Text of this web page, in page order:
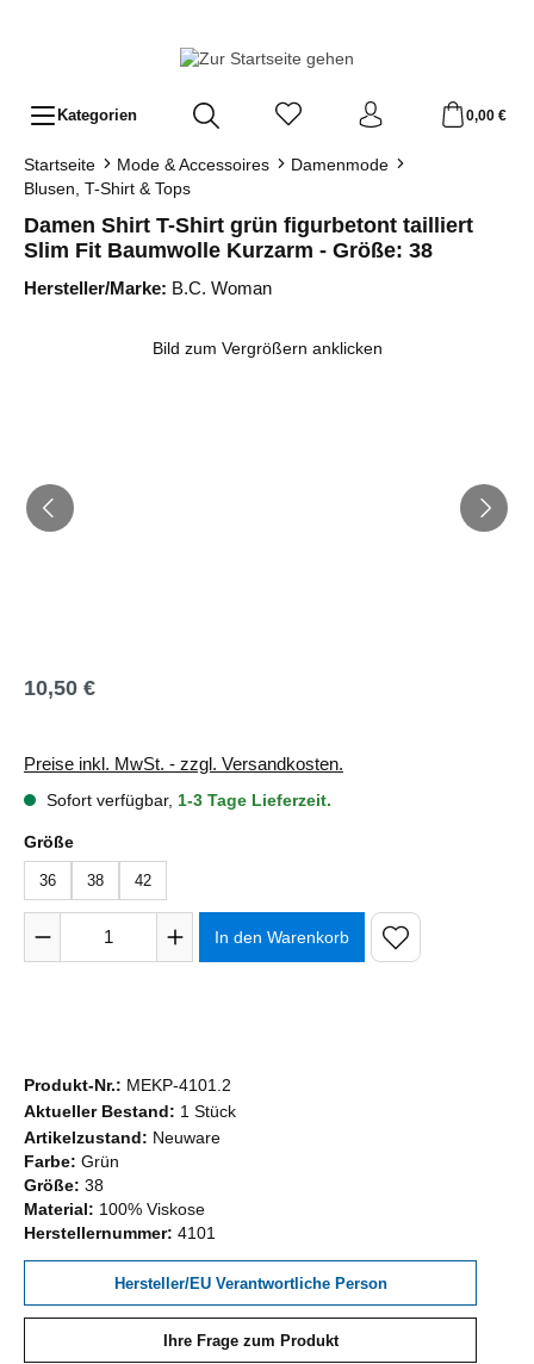
Kategorien 0,00 €
Startseite Mode & Accessoires
Damenmode
Blusen, T-Shirt & Tops
Damen Shirt T-Shirt grün figurbetont tailliert
Slim Fit Baumwolle Kurzarm - Größe: 38
Hersteller/Marke: B.C. Woman
Bild zum Vergrößern anklicken
Regulärer Preis:
10,50 €
Preise inkl. MwSt. - zzgl. Versandkosten.
Sofort verfügbar, 1-3 Tage Lieferzeit.
Größeauswählen
36 38 42
Produkt Anzahl: Gib den gewünschten Wert ein oder
In den Warenkorb
Produkt-Nr.: MEKP-4101.2
Aktueller Bestand: 1 Stück
Artikelzustand: Neuware
Farbe: Grün
Größe: 38
Material: 100% Viskose
Herstellernummer: 4101
Hersteller/EU Verantwortliche Person
Ihre Frage zum Produkt